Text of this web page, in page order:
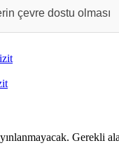
hızlı
Bu da
çevre dostu olması
önler ve ağaç
Gerekli